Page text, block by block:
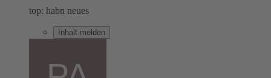
top: habn neues
Inhalt melden